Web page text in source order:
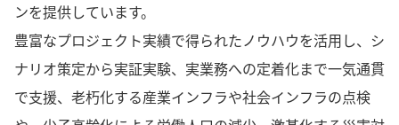
ンを提供しています。
豊富なプロジェクト実績で得られたノウハウを活用し、シ
ナリオ策定から実証実験、実業務への定着化まで一気通貫
で支援、老朽化する産業インフラや社会インフラの点検